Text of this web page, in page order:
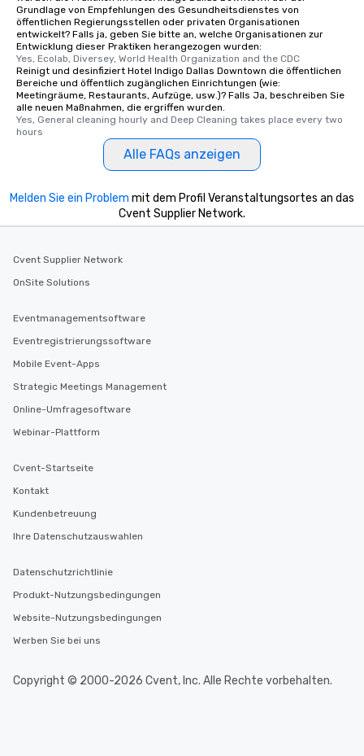
Grundlage von Empfehlungen des Gesundheitsdienstes von
öffentlichen Regierungsstellen oder privaten Organisationen
entwickelt? Falls ja, geben Sie bitte an, welche Organisationen zur
Entwicklung dieser Praktiken herangezogen wurden:
Yes, Ecolab, Diversey, World Health Organization and the CDC
Reinigt und desinfiziert Hotel Indigo Dallas Downtown die öffentlichen
Bereiche und öffentlich zugänglichen Einrichtungen (wie:
Meetingräume, Restaurants, Aufzüge, usw.)? Falls Ja, beschreiben Sie
alle neuen Maßnahmen, die ergriffen wurden.
Yes, General cleaning hourly and Deep Cleaning takes place every two
hours
Alle FAQs anzeigen
Melden Sie ein Problem mit dem Profil Veranstaltungsortes an das
Cvent Supplier Network.
Cvent Supplier Network
OnSite Solutions
Eventmanagementsoftware
Eventregistrierungssoftware
Mobile Event-Apps
Strategic Meetings Management
Online-Umfragesoftware
Webinar-Plattform
Cvent-Startseite
Kontakt
Kundenbetreuung
Ihre Datenschutzauswahlen
Datenschutzrichtlinie
Produkt-Nutzungsbedingungen
Website-Nutzungsbedingungen
Werben Sie bei uns
Copyright © 2000-2026 Cvent, Inc. Alle Rechte vorbehalten.